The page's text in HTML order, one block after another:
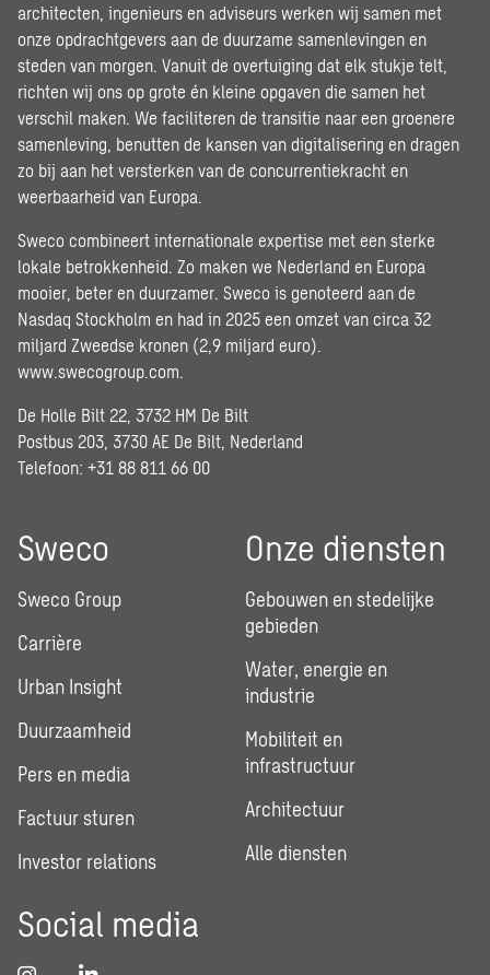
architecten, ingenieurs en adviseurs werken wij samen met
onze opdrachtgevers aan de duurzame samenlevingen en
steden van morgen. Vanuit de overtuiging dat elk stukje telt,
richten wij ons op grote én kleine opgaven die samen het
verschil maken. We faciliteren de transitie naar een groenere
samenleving, benutten de kansen van digitalisering en dragen
zo bij aan het versterken van de concurrentiekracht en
weerbaarheid van Europa.
Sweco combineert internationale expertise met een sterke
lokale betrokkenheid. Zo maken we Nederland en Europa
mooier, beter en duurzamer. Sweco is genoteerd aan de
Nasdaq Stockholm en had in 2025 een omzet van circa 32
miljard Zweedse kronen (2,9 miljard euro).
www.swecogroup.com
De Holle Bilt 22, 3732 HM De Bilt
Postbus 203, 3730 AE De Bilt, Nederland
Telefoon: +31 88 811 66 00
Sweco
Sweco Group
Carrière
Urban Insight
Duurzaamheid
Pers en media
Factuur sturen
Investor relations
Onze diensten
Gebouwen en stedelijke
gebieden
Water, energie en
industrie
Mobiliteit en
infrastructuur
Architectuur
Alle diensten
Social media